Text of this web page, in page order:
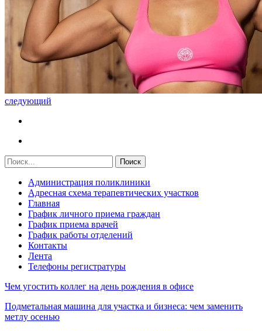
следующий
Администрация поликлиники
Адресная схема терапевтических участков
Главная
График личного приема граждан
График приема врачей
График работы отделений
Контакты
Лента
Телефоны регистратуры
Чем угостить коллег на день рождения в офисе
Подметальная машина для участка и бизнеса: чем заменить
метлу осенью